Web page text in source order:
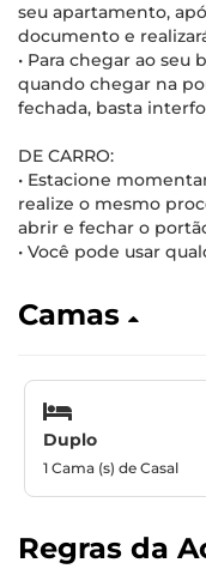
seu apartamento,
documento e
• Para chegar ao seu
quando chegar na
fechada, basta
DE CARRO:
• Estacione
realize o mesmo
abrir e fechar o
• Você pode usar
Camas
Duplo
1 Cama (s) de Casal
Regras da